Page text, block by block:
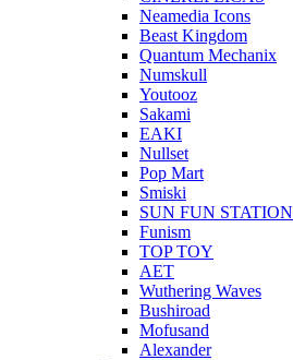
Neamedia Icons
Beast Kingdom
Quantum Mechanix
Numskull
Youtooz
Sakami
EAKI
Nullset
Pop Mart
Smiski
SUN FUN STATION
Funism
TOP TOY
AET
Wuthering Waves
Bushiroad
Mofusand
Alexander